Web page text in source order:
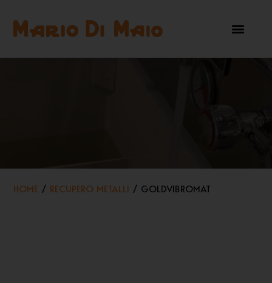
HOME / RECUPERO METALLI / GOLDVIBROMAT